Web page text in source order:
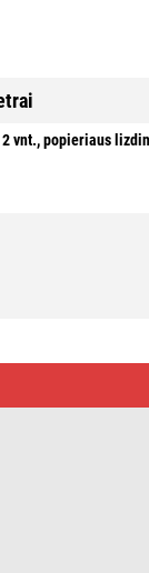
2 vnt., popieriaus